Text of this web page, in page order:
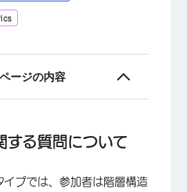
ージの内容
設定
する質問について
イプでは、参加者は階層構造